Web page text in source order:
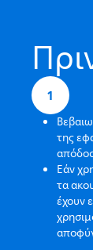
1
της
Εάν
τα
έχουν